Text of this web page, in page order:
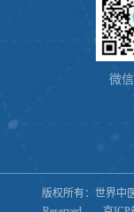
微
版权所有：世界中